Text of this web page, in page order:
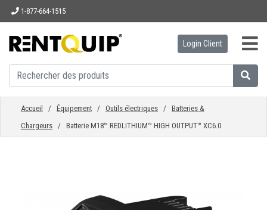
1-877-664-1515
ACCUEIL
ÉQUIPEMENT
Login Client
Accueil / Équipement/ Outils électriques/ Batteries &
Chargeurs/ Batterie M18™ REDLITHIUM™ HIGH OUTPUT™ XC6.0